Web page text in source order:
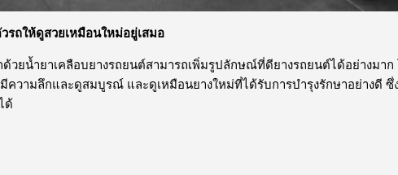
รถให้ดูสวยเหมือนใหม่อยู่เสมอ
น้ำยาเคลือบยางรถยนต์สามารถเพิ่มรูปลักษณ์ที่ดียางรถยนต์ได้อย่างมาก
มีความลึกและดูสมบูรณ์ และดูเหมือนยางใหม่ที่ได้รับการบำรุงรักษาอย่างดี
ด้